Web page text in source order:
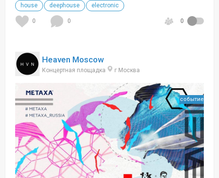
house deephouse electronic
0 0 0
Heaven Moscow
Концертная площадка г Москва
событие